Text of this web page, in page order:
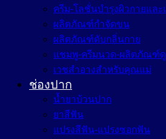
ครีม-โลชั่นบำรุงผิวกายและ
ผลิตภัณฑ์กำจัดขน
ผลิตภัณฑ์ดับกลิ่นกาย
แชมพู-ครีมนวด-ผลิตภัณฑ์ดู
เวชสำอางสำหรับคุณแม่
ช่องปาก
น้ำยาบ้วนปาก
ยาสีฟัน
แปรงสีฟัน-แปรงซอกฟัน